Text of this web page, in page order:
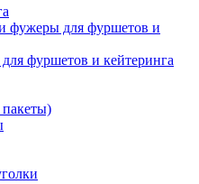
для фуршетов и
фуршетов и кейтеринга